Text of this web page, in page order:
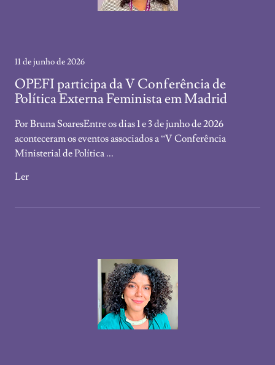
11 de junho de 2026
OPEFI participa da V Conferência de
Política Externa Feminista em Madrid
Por Bruna SoaresEntre os dias 1 e 3 de junho de 2026
aconteceram os eventos associados a “V Conferência
Ministerial de Política ...
Ler